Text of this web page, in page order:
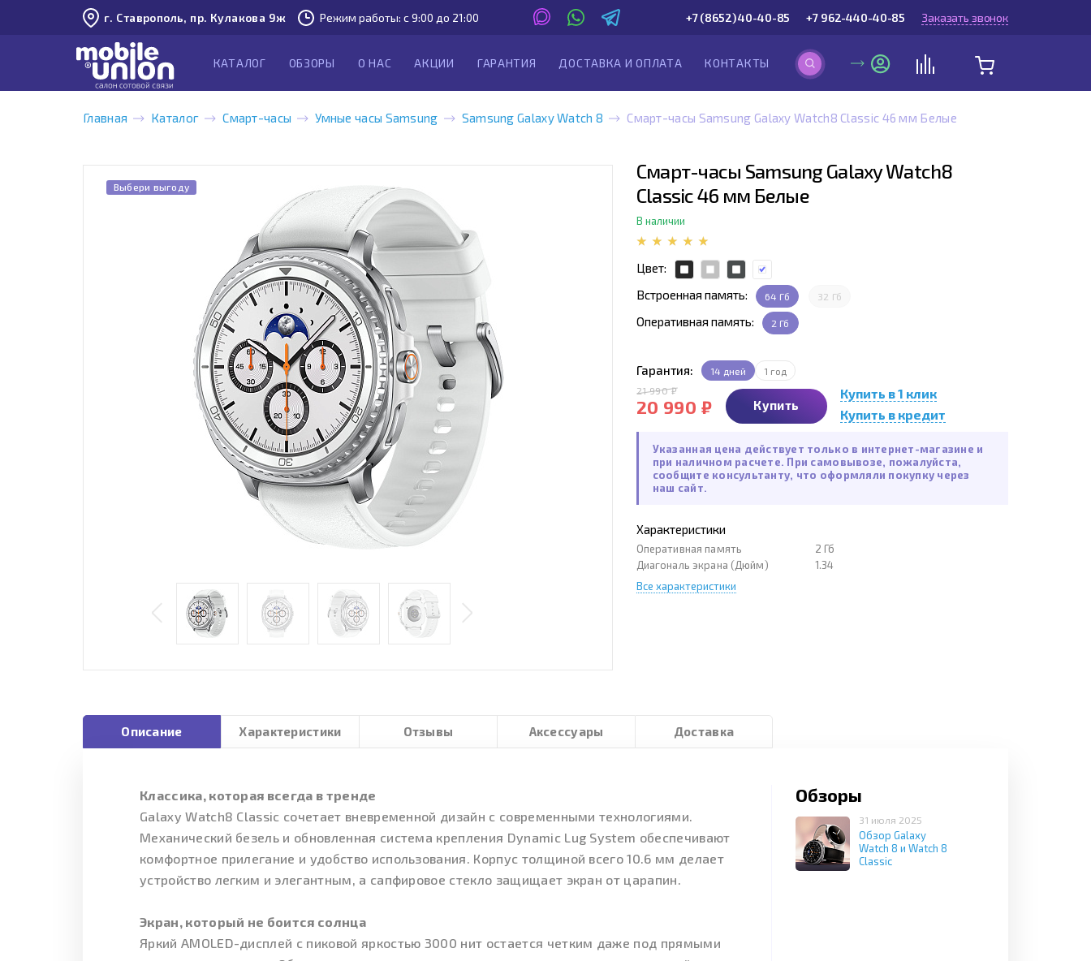
г. Ставрополь, пр. Кулакова 9ж Режим работы: с 9:00 до 21:00 +7 (8652) 40-40-85 +7 962-440-40-85 Заказать звонок
КАТАЛОГ ОБЗОРЫ О НАС АКЦИИ ГАРАНТИЯ ДОСТАВКА И ОПЛАТА КОНТАКТЫ
Главная Каталог Смарт-часы Умные часы Samsung Samsung Galaxy Watch 8 Смарт-часы Samsung Galaxy Watch8 Classic 46 мм Белые
Выбери выгоду
Смарт-часы Samsung Galaxy Watch8
Classic 46 мм Белые
В наличии
Цвет:
Встроенная память:
64 Гб 32 Гб
Оперативная память: 2 Гб
Гарантия: 14 дней 1 год
20 990 ₽
21 990 ₽
Купить
Купить в 1 клик
Купить в кредит
Указанная цена действует только в интернет-магазине и
при наличном расчете. При самовывозе, пожалуйста,
сообщите консультанту, что оформляли покупку через
наш сайт.
Характеристики
Оперативная память
2 Гб
Диагональ экрана (Дюйм)
1.34
Все характеристики
Описание Характеристики Отзывы Аксессуары Доставка
Классика, которая всегда в тренде
Galaxy Watch8 Classic сочетает вневременной дизайн с современными технологиями.
Механический безель и обновленная система крепления Dynamic Lug System обеспечивают
комфортное прилегание и удобство использования. Корпус толщиной всего 10.6 мм делает
устройство легким и элегантным, а сапфировое стекло защищает экран от царапин.
Экран, который не боится солнца
Яркий AMOLED-дисплей с пиковой яркостью 3000 нит остается четким даже под прямыми
Обзоры
31 июля 2025
Обзор Galaxy
Watch 8 и Watch 8
Classic